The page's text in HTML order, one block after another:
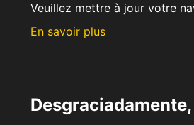
Veuillez mettre à jour votre
En savoir plus